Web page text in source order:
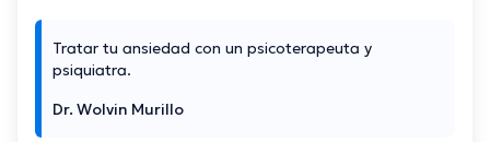
Tratar tu ansiedad con un psicoterapeuta y
psiquiatra.
Dr. Wolvin Murillo